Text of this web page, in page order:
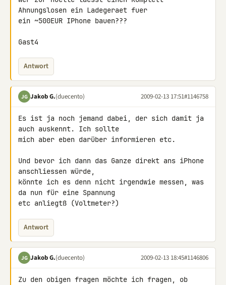
Ahnungslosen ein Ladegeraet fuer
ein ~500EUR IPhone bauen???
Gast4
Antwort
JG Jakob G.(duecento) 2009-02-13 17:51#1146758
Es ist ja noch jemand dabei, der sich damit ja
auch auskennt. Ich sollte
mich aber eben darüber informieren etc.
Und bevor ich dann das Ganze direkt ans iPhone
anschliessen würde,
könnte ich es denn nicht irgendwie messen, was
da nun für eine Spannung
etc anliegtß (Voltmeter?)
Antwort
JG Jakob G.(duecento) 2009-02-13 18:45#1146806
Zu den obigen fragen möchte ich fragen, ob